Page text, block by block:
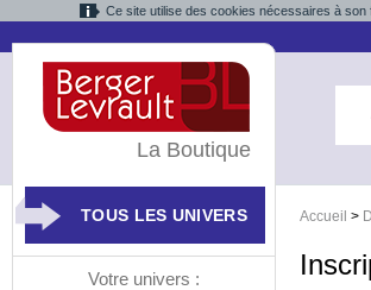
Ce site utilise des cookies nécessaires à
Accueil >
La Boutique
TOUS LES UNIVERS
Votre univers :